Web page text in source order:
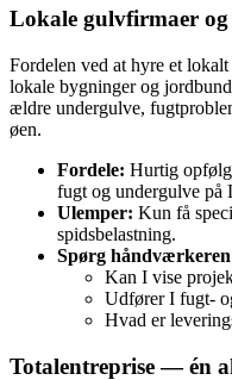
Lokale gulvfirmaer og
Fordelen ved at hyre et
lokale bygninger og
ældre undergulve,
øen.
Fordele: Hurtig
fugt og undergulve på
Ulemper: Kun få
spidsbelastning.
Spørg
Kan I vise
Udfører I fugt-
Hvad er
Totalentreprise — én